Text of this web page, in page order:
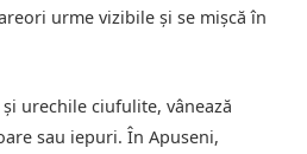
urme vizibile și se mișcă în
urechile ciufulite, vânează
sau iepuri. În Apuseni,